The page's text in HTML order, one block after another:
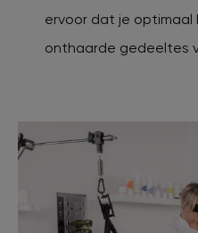
ervoor dat je
onthaarde gedeeltes